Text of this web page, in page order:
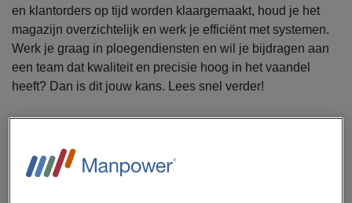
en klantorders op tijd worden klaargemaakt, houd je het
magazijn overzichtelijk en werk je efficiënt met systemen.
Werk je graag in ploegendiensten en wil je bijdragen aan
een team dat kwaliteit en precisie hoog in het vaandel
heeft? Dan is dit jouw kans. Lees snel verder!
werkgever in Hoogeveen.